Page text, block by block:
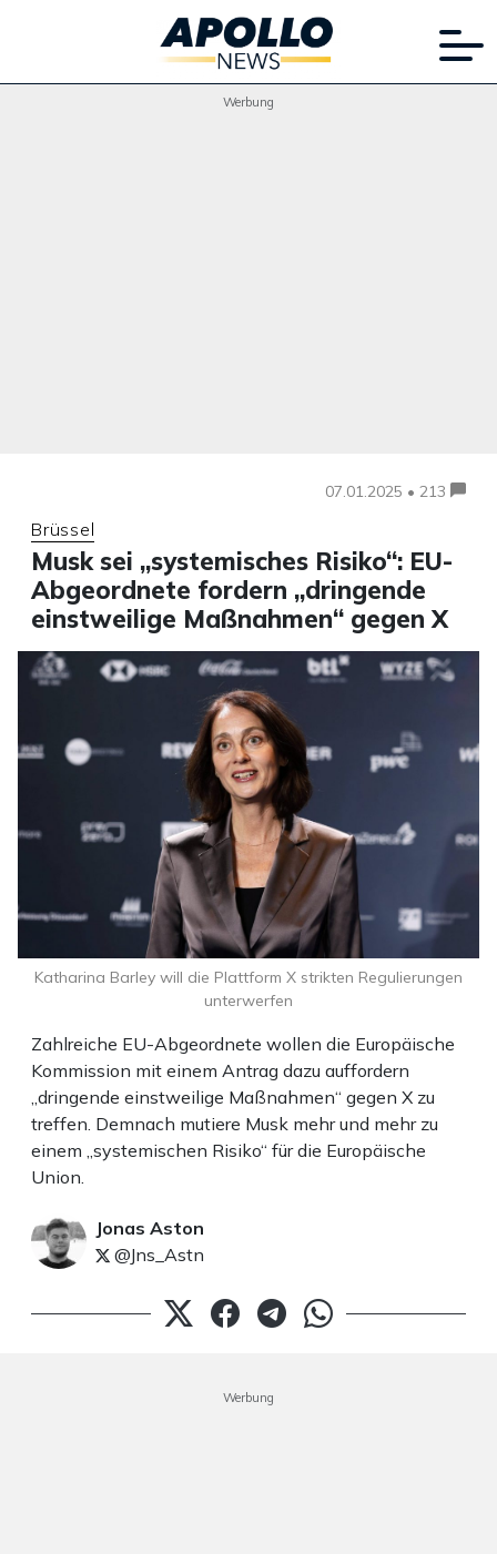
Werbung
07.01.2025 • 213
Brüssel
Musk sei „systemisches Risiko“: EU-
Abgeordnete fordern „dringende
einstweilige Maßnahmen“ gegen X
Zahlreiche EU-Abgeordnete wollen die Europäische
Kommission mit einem Antrag dazu auffordern
„dringende einstweilige Maßnahmen“ gegen X zu
treffen. Demnach mutiere Musk mehr und mehr zu
einem „systemischen Risiko“ für die Europäische
Union.
Jonas Aston
@Jns_Astn
Katharina Barley will die Plattform X strikten Regulierungen
unterwerfen
Werbung